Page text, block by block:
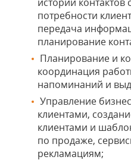
потребности
передача
планирование
Планирование и
координация
напоминаний и
Управление
клиентами,
клиентами и
по продаже,
рекламациям;